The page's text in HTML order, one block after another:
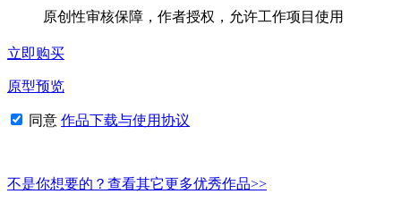
原创性审核保障，作者授权，允许工作项目使用
立即购买
原型预览
同意 作品下载与使用协议
不是你想要的？查看其它更多优秀作品>>